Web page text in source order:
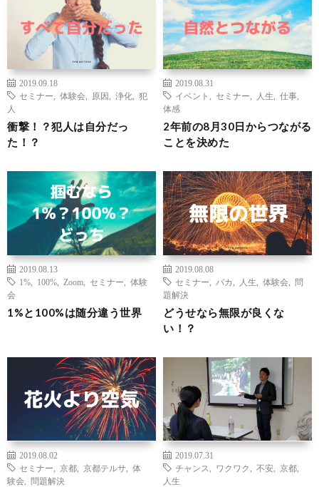
2019.09.18
セミナー
体験会 原因 浄化
犯
人
衝撃！？犯人は自分だっ
た！？
2019.08.31
イベント
セミナー 人生 仕事
体感
2年前の8月30日からつながる
ことを決めた
2019.08.13
1%
100% Zoom セミナー
体験
会
1%と100%は随分違う世界
2019.08.08
セミナー
バカ 人生 体験会
問
題解決
どうせなら無限が良くな
い！？
2019.08.02
セミナー
京都 京都テルサ
体
験会
問題解決
2019.07.31
チャンス
ワクワク 不安 京都
人生